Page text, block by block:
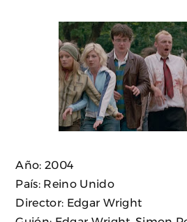
Año: 2004
País: Reino Unido
Director: Edgar Wright